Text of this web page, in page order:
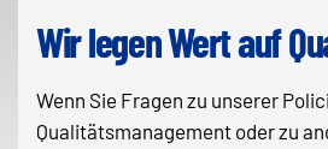
Wir legen Wert auf
Wenn Sie Fragen zu unserer
Qualitätsmanagement oder zu